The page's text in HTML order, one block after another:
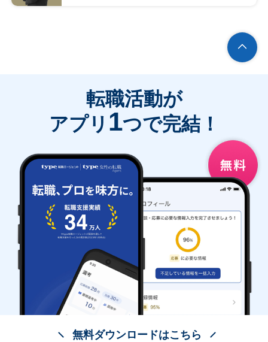
転職活動が
アプリ 1つで完結！
無料ダウンロードはこちら